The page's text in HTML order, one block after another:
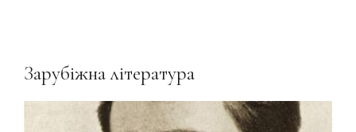
Зарубіжна література